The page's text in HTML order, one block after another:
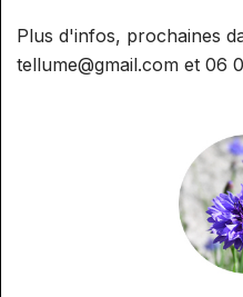
Plus d'infos, prochaines
tellume@gmail.com et 06